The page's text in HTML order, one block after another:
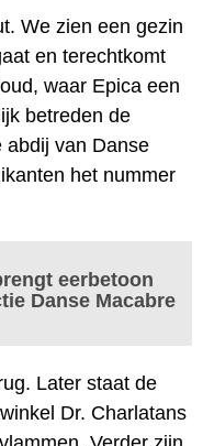
We zien een gezin
en terechtkomt
waar Epica een
betreden de
abdij van Danse
het nummer
eerbetoon
Danse Macabre
Later staat de
Dr. Charlatans